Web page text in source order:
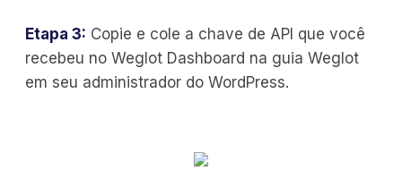
Etapa 3: Copie e cole a chave de API que você
recebeu no Weglot Dashboard na guia Weglot
em seu administrador do WordPress.